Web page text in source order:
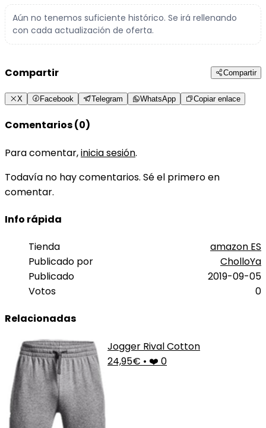
Aún no tenemos suficiente histórico. Se irá rellenando
con cada actualización de oferta.
Compartir Compartir
X Facebook Telegram WhatsApp Copiar enlace
Comentarios (0)
Para comentar,inicia sesión.
Todavía no hay comentarios. Sé el primero en
comentar.
Info rápida
Tienda
amazon ES
Publicado por
CholloYa
Publicado
2019-09-05
Votos
0
Relacionadas
Jogger Rival Cotton
24,95€ • ❤️ 0